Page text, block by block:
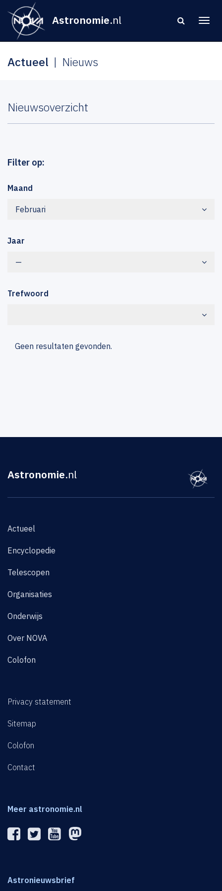
Astronomie.nl
Actueel Nieuws
Nieuwsoverzicht
Filter op:
Maand
Februari
Jaar
—
Trefwoord
Geen resultaten gevonden.
Astronomie.nl
Actueel
Encyclopedie
Telescopen
Organisaties
Onderwijs
Over NOVA
Colofon
Privacy statement
Sitemap
Colofon
Contact
Meer astronomie.nl
Astronieuwsbrief